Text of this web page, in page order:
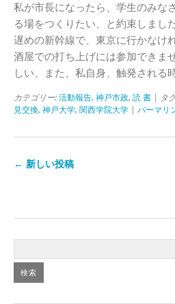
私が市長になったら、学生のみな
る場をつくりたい、と約束しました
遅めの新幹線で、東京に行かなけ
酒屋での打ち上げには参加できま
しい、また、私自身、触発される
カテゴリー: 活動報告, 神戸市政, 読 書 | タ
見交換, 神戸大学, 関西学院大学 パーマリ
← 新しい投稿